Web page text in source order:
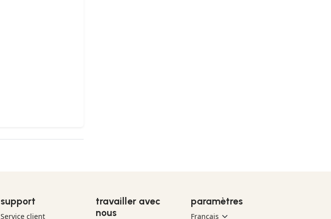
support
Service client
travailler avec
nous
paramètres